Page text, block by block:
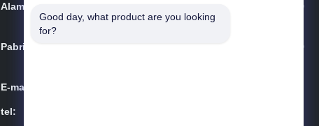
Alamat:
Gedung ke-14, Industri Haitian, Jalan Laowei No. 39, D
istrik Longgang, Shenzhen
Pabrik:
Gedung ke-14, Industri Haitian, Jalan Laowei No. 39, D
E-mail:
tel:
Good day, what product are you looking
for?